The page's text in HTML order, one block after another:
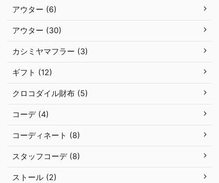
アウター (6)
アウター (30)
カシミヤマフラー (3)
ギフト (12)
クロコダイル財布 (5)
コーデ (4)
コーディネート (8)
スタッフコーデ (8)
ストール (2)